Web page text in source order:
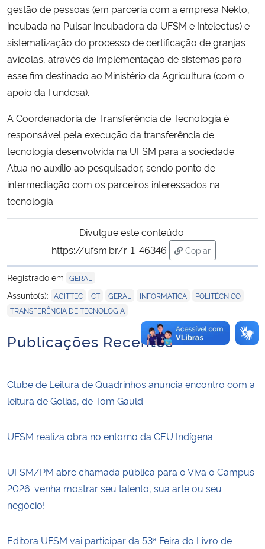
Banco Central do Brasil
Planalto
gestão de pessoas (em parceria com a empresa Nekto,
incubada na Pulsar Incubadora da UFSM e Intelectus) e
sistematização do processo de certificação de granjas
avícolas, através da implementação de sistemas para
esse fim destinado ao Ministério da Agricultura (com o
apoio da Fundesa).
A Coordenadoria de Transferência de Tecnologia é
responsável pela execução da transferência de
tecnologia desenvolvida na UFSM para a sociedade.
Atua no auxílio ao pesquisador, sendo ponto de
intermediação com os parceiros interessados na
tecnologia.
Divulgue este conteúdo:
https://ufsm.br/r-1-46346
Copiar
para área de
Registrado em GERAL
Assunto(s): AGITTEC CT GERAL INFORMÁTICA POLITÉCNICO
TRANSFERÊNCIA DE TECNOLOGIA
Publicações Recentes
Clube de Leitura de Quadrinhos anuncia encontro com a
leitura de Golias, de Tom Gauld
UFSM realiza obra no entorno da CEU Indígena
UFSM/PM abre chamada pública para o Viva o Campus
2026: venha mostrar seu talento, sua arte ou seu
negócio!
Editora UFSM vai participar da 53ª Feira do Livro de